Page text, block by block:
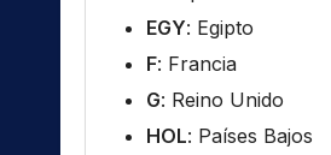
EGY: Egipto
F: Francia
G: Reino Unido
HOL: Países Bajos